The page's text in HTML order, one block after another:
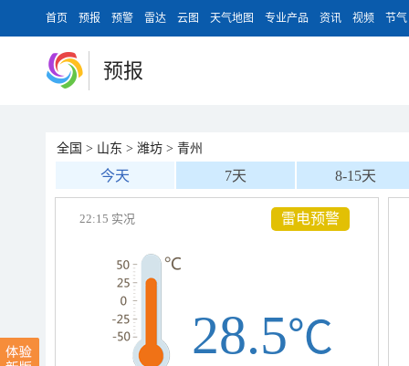
首页 预报 预警 雷达 云图 天气地图 专业产品 资讯 视频 节气
预报
全国 > 山东 > 潍坊 > 青州
今天 7天 8-15天
22:15 实况
28.5℃
雷电预警